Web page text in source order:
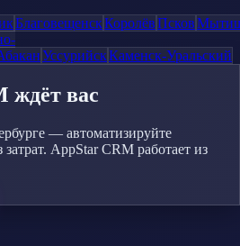
БлаговещенскКоролёвПсков
УссурийскКаменск-Уральский
ждёт вас
— автоматизируйте
AppStar CRM работает из